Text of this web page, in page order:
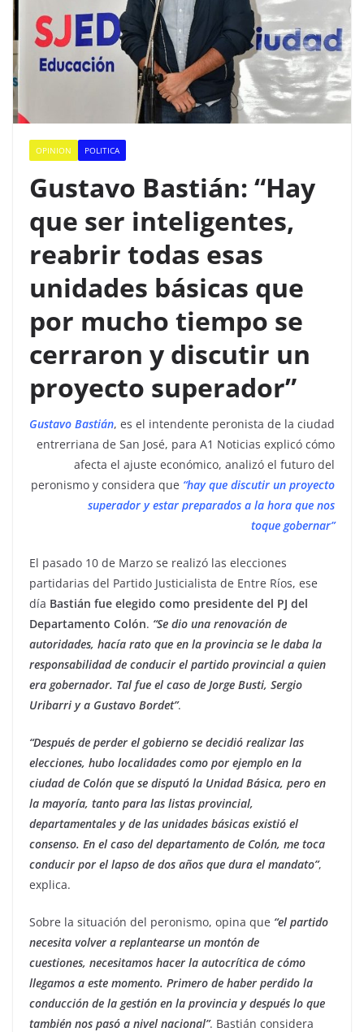
OPINION POLITICA
Gustavo Bastián: “Hay
que ser inteligentes,
reabrir todas esas
unidades básicas que
por mucho tiempo se
cerraron y discutir un
proyecto superador”
Gustavo Bastián, es el intendente peronista de la ciudad
entrerriana de San José, para A1 Noticias explicó cómo
afecta el ajuste económico, analizó el futuro del
peronismo y considera que “hay que discutir un proyecto
superador y estar preparados a la hora que nos
toque gobernar”
El pasado 10 de Marzo se realizó las elecciones
partidarias del Partido Justicialista de Entre Ríos, ese
día Bastián fue elegido como presidente del PJ del
Departamento Colón. “Se dio una renovación de
autoridades, hacía rato que en la provincia se le daba la
responsabilidad de conducir el partido provincial a quien
era gobernador. Tal fue el caso de Jorge Busti, Sergio
Uribarri y a Gustavo Bordet”.
“Después de perder el gobierno se decidió realizar las
elecciones, hubo localidades como por ejemplo en la
ciudad de Colón que se disputó la Unidad Básica, pero en
la mayoría, tanto para las listas provincial,
departamentales y de las unidades básicas existió el
consenso. En el caso del departamento de Colón, me toca
conducir por el lapso de dos años que dura el mandato”,
explica.
Sobre la situación del peronismo, opina que “el partido
necesita volver a replantearse un montón de
cuestiones, necesitamos hacer la autocrítica de cómo
llegamos a este momento. Primero de haber perdido la
conducción de la gestión en la provincia y después lo que
también nos pasó a nivel nacional”. Bastián considera